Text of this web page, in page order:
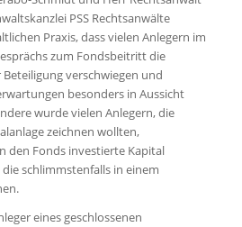
PSS Rechtsanwälte
Praxis, dass vielen Anlegern im
zum Fondsbeitritt die
verschwiegen und
besonders in Aussicht
wurde vielen Anlegern, die
zeichnen wollten,
den Fonds investierte Kapital
schlimmstenfalls in einem
eines geschlossenen